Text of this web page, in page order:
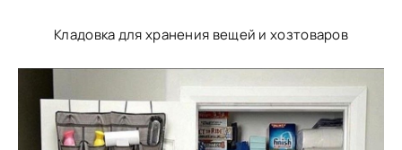
Кладовка для хранения вещей и хозтоваров